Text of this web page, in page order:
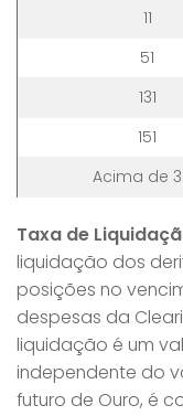
11
51
131
151
Acima de
Taxa de
liquidação dos
posições no
despesas da
liquidação é um
independente do
futuro de Ouro, é